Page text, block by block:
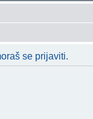
se prijaviti.